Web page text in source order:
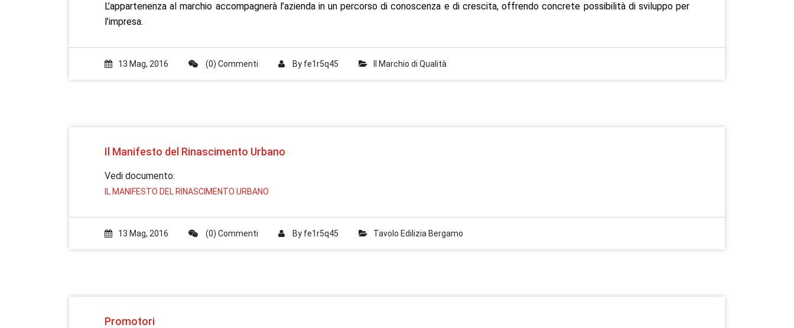
L’appartenenza al marchio accompagnerà l’azienda in un percorso di conoscenza e di crescita, offrendo concrete possibilità di sviluppo per
l’impresa.
13 Mag, 2016 (0) Commenti By fe1r5q45 Il Marchio di Qualità
Il Manifesto del Rinascimento Urbano
Vedi documento:
IL MANIFESTO DEL RINASCIMENTO URBANO
13 Mag, 2016 (0) Commenti By fe1r5q45 Tavolo Edilizia Bergamo
Promotori